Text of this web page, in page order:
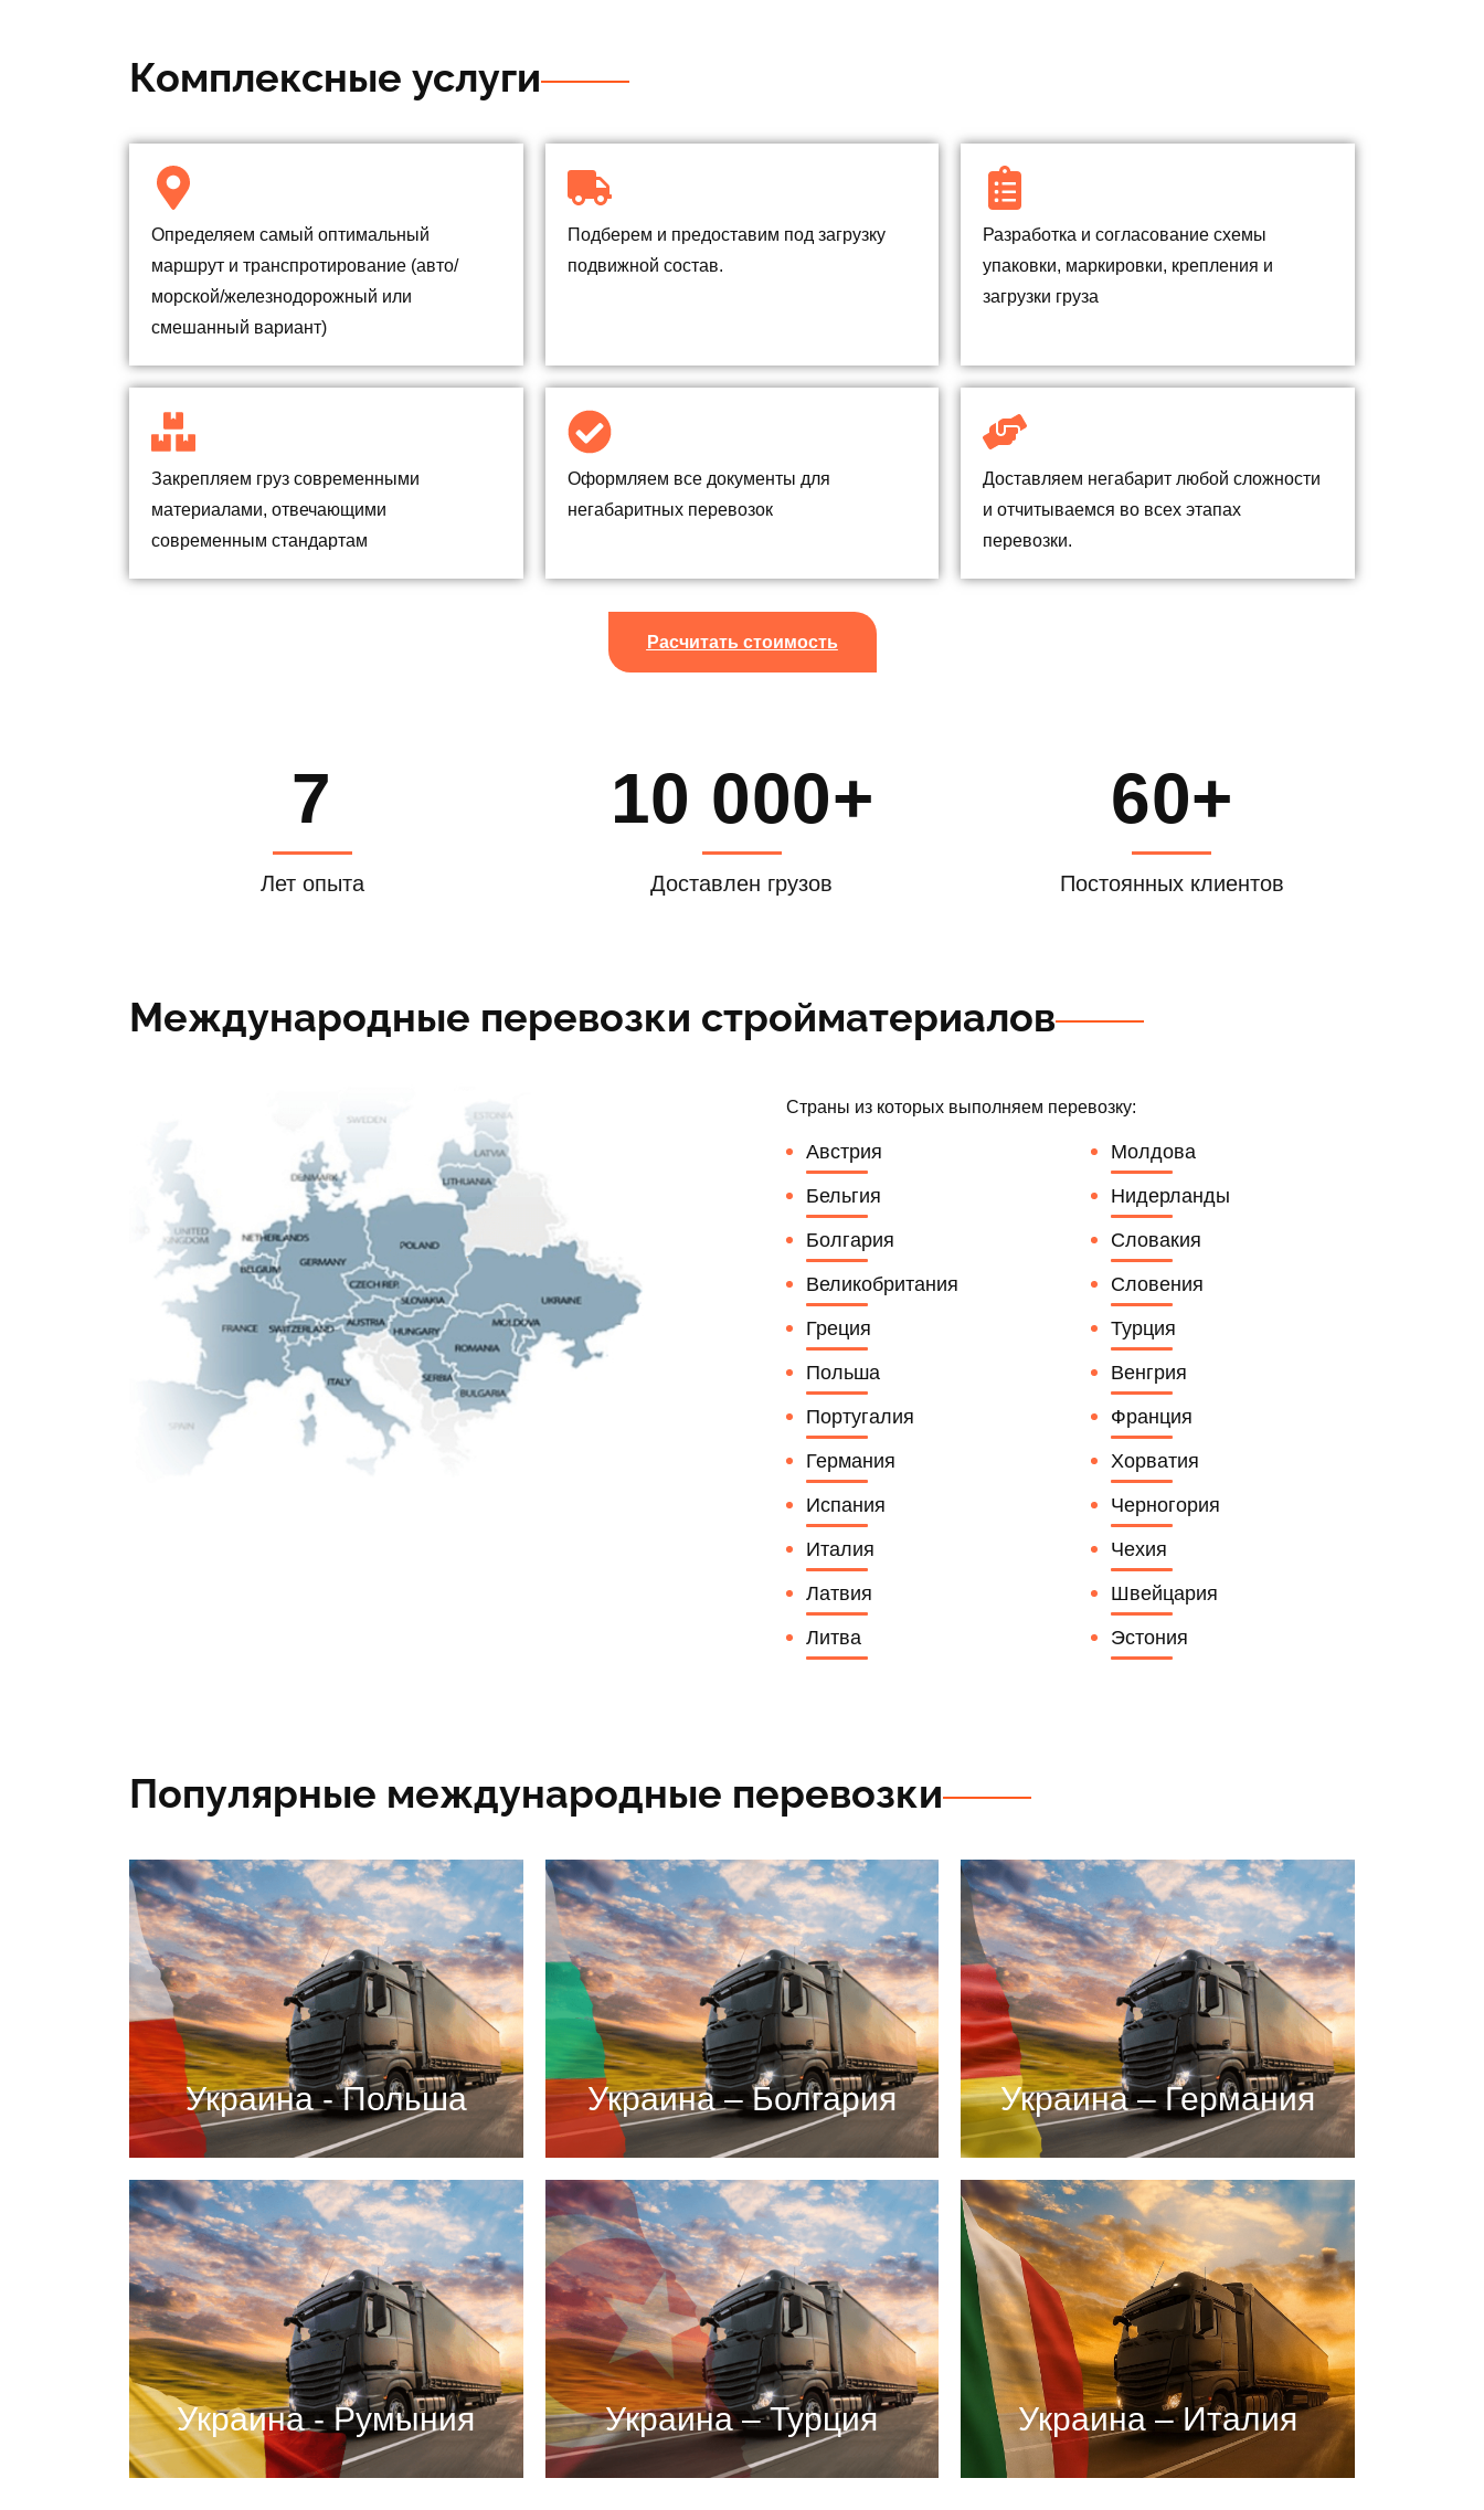
Комплексные услуги
Определяем самый оптимальный
маршрут и транспротирование (авто/
морской/железнодорожный или
смешанный вариант)
Подберем и предоставим под загрузку
подвижной состав.
Разработка и согласование схемы
упаковки, маркировки, крепления и
загрузки груза
Закрепляем груз современными
материалами, отвечающими
современным стандартам
Оформляем все документы для
негабаритных перевозок
Доставляем негабарит любой сложности
и отчитываемся во всех этапах
перевозки.
Расчитать стоимость
7
Лет опыта
10 000+
Доставлен грузов
60+
Постоянных клиентов
Международные перевозки стройматериалов
Страны из которых выполняем перевозку:
Австрия
Бельгия
Болгария
Великобритания
Греция
Польша
Португалия
Германия
Испания
Италия
Латвия
Литва
Молдова
Нидерланды
Словакия
Словения
Турция
Венгрия
Франция
Хорватия
Черногория
Чехия
Швейцария
Эстония
Популярные международные перевозки
Украина - Польша Украина – Болгария Украина – Германия
Украина - Румыния Украина – Турция Украина – Италия